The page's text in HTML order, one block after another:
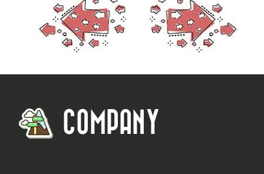
COMPANY